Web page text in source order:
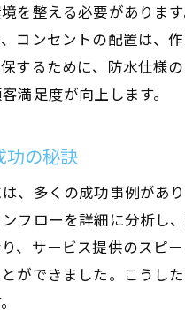
を整える必要がありま
コンセントの配置は、
するために、防水仕様
満足度が向上します。
功の秘訣
、多くの成功事例があ
フローを詳細に分析し
、サービス提供のスピ
ができました。こうし